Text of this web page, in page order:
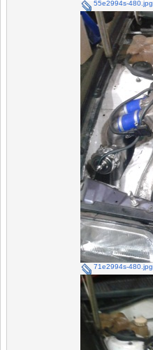
55e2994s-480.jpg
71e2994s-480.jpg